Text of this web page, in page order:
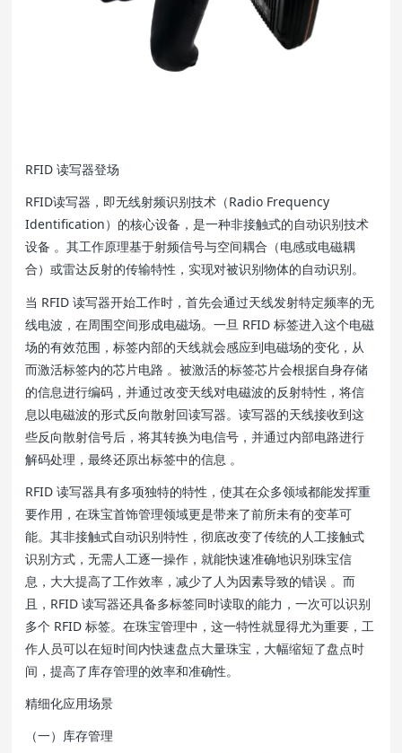
RFID 读写器登场
RFID读写器，即无线射频识别技术（Radio Frequency
Identification）的核心设备，是一种非接触式的自动识别技术
设备 。其工作原理基于射频信号与空间耦合（电感或电磁耦
合）或雷达反射的传输特性，实现对被识别物体的自动识别。
当 RFID 读写器开始工作时，首先会通过天线发射特定频率的无
线电波，在周围空间形成电磁场。一旦 RFID 标签进入这个电磁
场的有效范围，标签内部的天线就会感应到电磁场的变化，从
而激活标签内的芯片电路 。被激活的标签芯片会根据自身存储
的信息进行编码，并通过改变天线对电磁波的反射特性，将信
息以电磁波的形式反向散射回读写器。读写器的天线接收到这
些反向散射信号后，将其转换为电信号，并通过内部电路进行
解码处理，最终还原出标签中的信息 。
RFID 读写器具有多项独特的特性，使其在众多领域都能发挥重
要作用，在珠宝首饰管理领域更是带来了前所未有的变革可
能。其非接触式自动识别特性，彻底改变了传统的人工接触式
识别方式，无需人工逐一操作，就能快速准确地识别珠宝信
息，大大提高了工作效率，减少了人为因素导致的错误 。而
且，RFID 读写器还具备多标签同时读取的能力，一次可以识别
多个 RFID 标签。在珠宝管理中，这一特性就显得尤为重要，工
作人员可以在短时间内快速盘点大量珠宝，大幅缩短了盘点时
间，提高了库存管理的效率和准确性。
精细化应用场景
（一）库存管理